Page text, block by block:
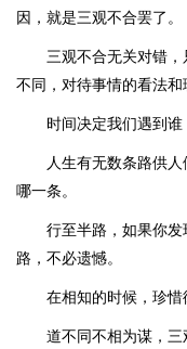
因，就是三观不合罢了。
三观不合无关对错
不同，对待事情的看法和
时间决定我们遇到谁
人生有无数条路供
哪一条。
行至半路，如果你
路，不必遗憾。
在相知的时候，珍惜
道不同不相为谋，